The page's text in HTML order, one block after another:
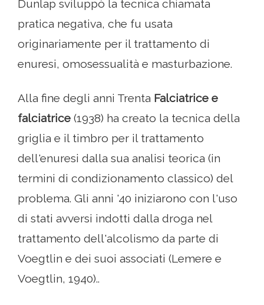
Dunlap sviluppò la tecnica chiamata
pratica negativa, che fu usata
originariamente per il trattamento di
enuresi, omosessualità e masturbazione.
Alla fine degli anni Trenta Falciatrice e
falciatrice (1938) ha creato la tecnica della
griglia e il timbro per il trattamento
dell'enuresi dalla sua analisi teorica (in
termini di condizionamento classico) del
problema. Gli anni '40 iniziarono con l'uso
di stati avversi indotti dalla droga nel
trattamento dell'alcolismo da parte di
Voegtlin e dei suoi associati (Lemere e
Voegtlin, 1940)..